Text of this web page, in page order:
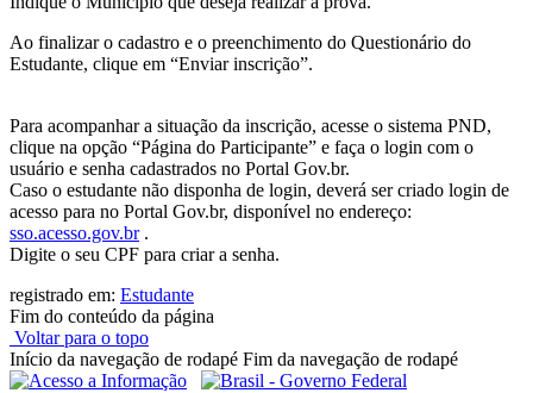
Ao finalizar o cadastro e o preenchimento do Questionário do
Estudante, clique em “Enviar inscrição”.
Para acompanhar a situação da inscrição, acesse o sistema PND,
clique na opção “Página do Participante” e faça o login com o
usuário e senha cadastrados no Portal Gov.br.
Caso o estudante não disponha de login, deverá ser criado login de
acesso para no Portal Gov.br, disponível no endereço:
sso.acesso.gov.br.
Digite o seu CPF para criar a senha.
registrado em: Estudante
Fim do conteúdo da página
Voltar para o topo
Início da navegação de rodapé Fim da navegação de rodapé